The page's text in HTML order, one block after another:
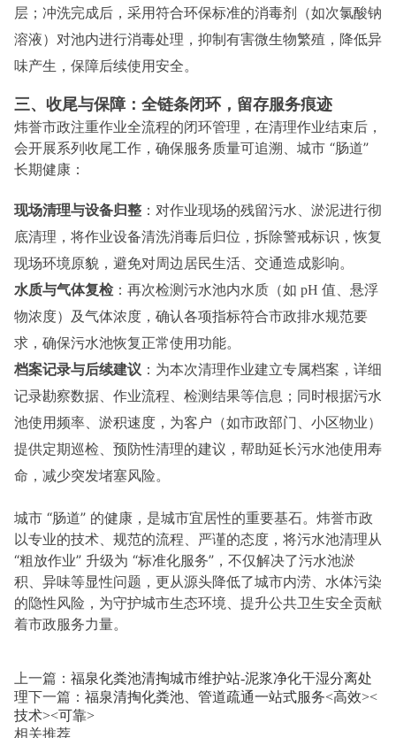
层；冲洗完成后，采用符合环保标准的消毒剂（如次氯酸钠
溶液）对池内进行消毒处理，抑制有害微生物繁殖，降低异
味产生，保障后续使用安全。
三、收尾与保障：全链条闭环，留存服务痕迹
炜誉市政注重作业全流程的闭环管理，在清理作业结束后，
会开展系列收尾工作，确保服务质量可追溯、城市 “肠道”
长期健康：
现场清理与设备归整 ：对作业现场的残留污水、淤泥进行彻
底清理，将作业设备清洗消毒后归位，拆除警戒标识，恢复
现场环境原貌，避免对周边居民生活、交通造成影响。
水质与气体复检：再次检测污水池内水质（如 pH 值、悬浮
物浓度）及气体浓度，确认各项指标符合市政排水规范要
求，确保污水池恢复正常使用功能。
档案记录与后续建议 ：为本次清理作业建立专属档案，详细
记录勘察数据、作业流程、检测结果等信息；同时根据污水
池使用频率、淤积速度，为客户（如市政部门、小区物业）
提供定期巡检、预防性清理的建议，帮助延长污水池使用寿
命，减少突发堵塞风险。
城市 “肠道” 的健康，是城市宜居性的重要基石。炜誉市政
以专业的技术、规范的流程、严谨的态度，将污水池清理从
“粗放作业” 升级为 “标准化服务”，不仅解决了污水池淤
积、异味等显性问题，更从源头降低了城市内涝、水体污染
的隐性风险，为守护城市生态环境、提升公共卫生安全贡献
着市政服务力量。
上一篇： 福泉化粪池清掏城市维护站-泥浆净化干湿分离处
理下一篇： 福泉清掏化粪池、管道疏通一站式服务<高效><
技术><可靠>
相关推荐